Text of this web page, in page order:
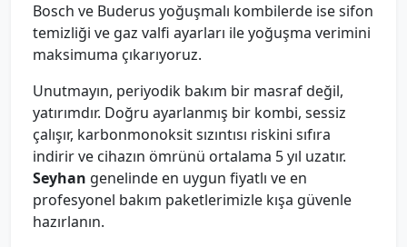
Bosch ve Buderus yoğuşmalı kombilerde ise sifon
temizliği ve gaz valfi ayarları ile yoğuşma verimini
maksimuma çıkarıyoruz.
Unutmayın, periyodik bakım bir masraf değil,
yatırımdır. Doğru ayarlanmış bir kombi, sessiz
çalışır, karbonmonoksit sızıntısı riskini sıfıra
indirir ve cihazın ömrünü ortalama 5 yıl uzatır.
Seyhan genelinde en uygun fiyatlı ve en
profesyonel bakım paketlerimizle kışa güvenle
hazırlanın.